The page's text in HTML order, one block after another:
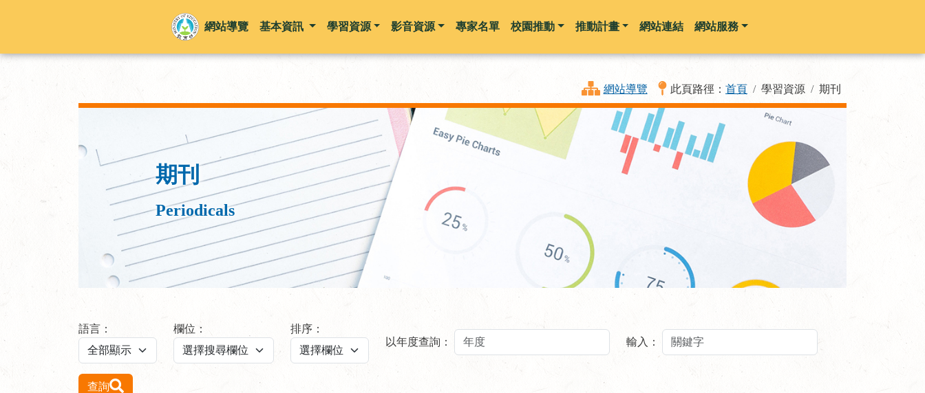
跳到主要內容
網站導覽 基本資訊 學習資源 影音資源 專家名單 校園推動 推動計畫 網站連結 網站服務
網站導覽 此頁路徑： 首頁 學習資源 期刊
期刊
Periodicals
語言： 欄位：
排序：
以年度查詢：
輸入：
查詢